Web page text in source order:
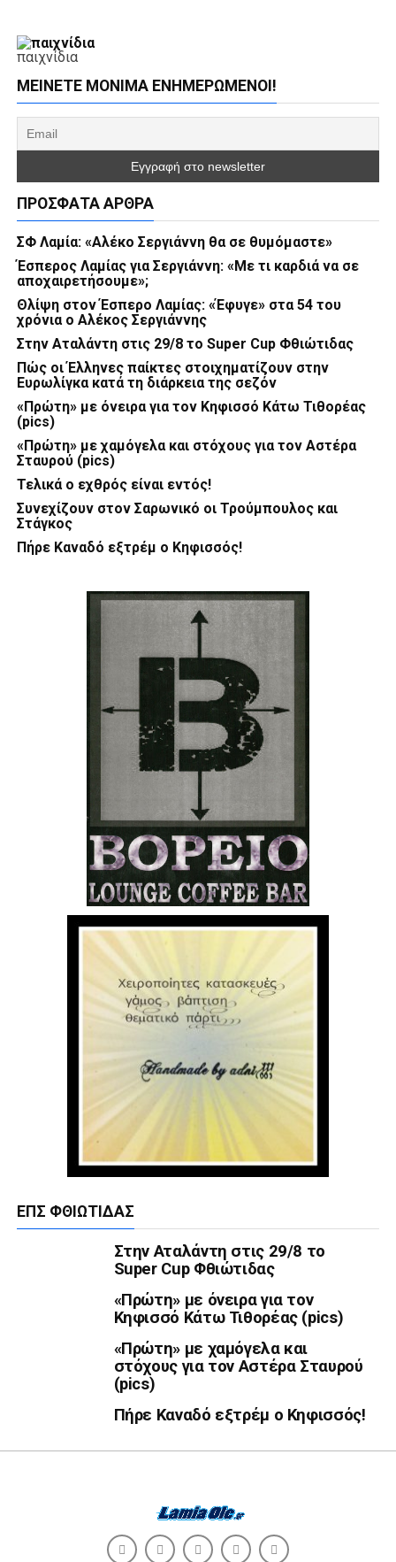
παιχνίδια
ΜΕΊΝΕΤΕ ΜΌΝΙΜΑ ΕΝΗΜΕΡΏΜΕΝΟΙ!
ΠΡΌΣΦΑΤΑ ΆΡΘΡΑ
ΣΦ Λαμία: «Αλέκο Σεργιάννη θα σε θυμόμαστε»
Έσπερος Λαμίας για Σεργιάννη: «Με τι καρδιά να σε
αποχαιρετήσουμε»;
Θλίψη στον Έσπερο Λαμίας: «Έφυγε» στα 54 του
χρόνια ο Αλέκος Σεργιάννης
Στην Αταλάντη στις 29/8 το Super Cup Φθιώτιδας
Πώς οι Έλληνες παίκτες στοιχηματίζουν στην
Ευρωλίγκα κατά τη διάρκεια της σεζόν
«Πρώτη» με όνειρα για τον Κηφισσό Κάτω Τιθορέας
(pics)
«Πρώτη» με χαμόγελα και στόχους για τον Αστέρα
Σταυρού (pics)
Τελικά ο εχθρός είναι εντός!
Συνεχίζουν στον Σαρωνικό οι Τρούμπουλος και
Στάγκος
Πήρε Καναδό εξτρέμ ο Κηφισσός!
ΕΠΣ ΦΘΙΏΤΙΔΑΣ
Στην Αταλάντη στις 29/8 το
Super Cup Φθιώτιδας
«Πρώτη» με όνειρα για τον
Κηφισσό Κάτω Τιθορέας (pics)
«Πρώτη» με χαμόγελα και
στόχους για τον Αστέρα Σταυρού
(pics)
Πήρε Καναδό εξτρέμ ο Κηφισσός!